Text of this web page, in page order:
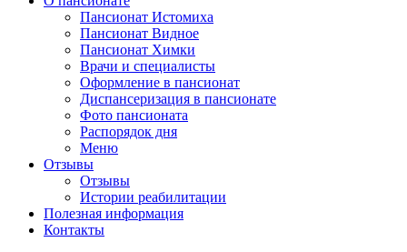
Пансионат Истомиха
Пансионат Видное
Пансионат Химки
Врачи и специалисты
Оформление в пансионат
Диспансеризация в пансионате
Фото пансионата
Распорядок дня
Меню
Отзывы
Отзывы
Истории реабилитации
Полезная информация
Контакты